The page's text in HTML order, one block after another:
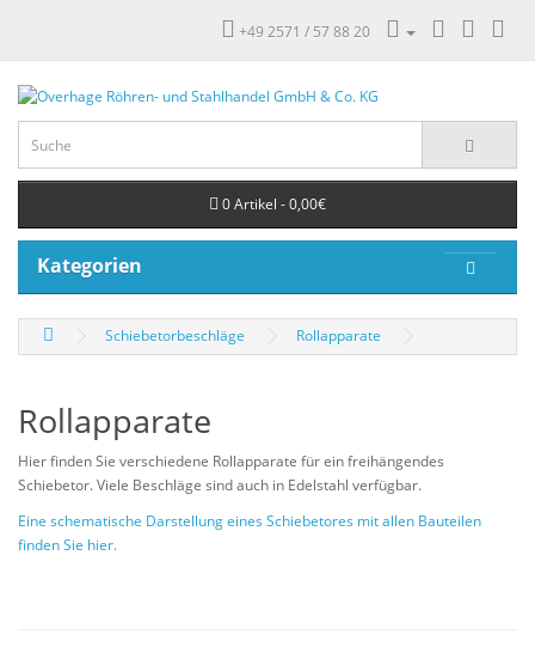
+49 2571 / 57 88 20
0 Artikel - 0,00€
Kategorien
Schiebetorbeschläge Rollapparate
Rollapparate
Hier finden Sie verschiedene Rollapparate für ein freihängendes
Schiebetor. Viele Beschläge sind auch in Edelstahl verfügbar.
Eine schematische Darstellung eines Schiebetores mit allen Bauteilen
finden Sie hier.